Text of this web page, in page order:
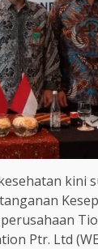
kini
Ptr. Ltd